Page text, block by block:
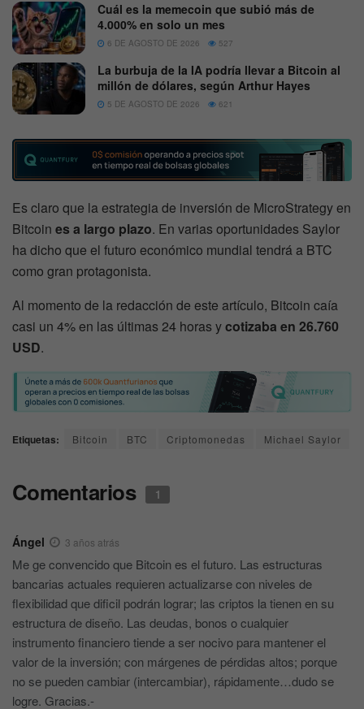
Cuál es la memecoin que subió más de
4.000% en solo un mes
6 DE AGOSTO DE 2026 527
La burbuja de la IA podría llevar a Bitcoin al
millón de dólares, según Arthur Hayes
5 DE AGOSTO DE 2026 621
Es claro que la estrategia de inversión de MicroStrategy en
Bitcoin es a largo plazo. En varias oportunidades Saylor
ha dicho que el futuro económico mundial tendrá a BTC
como gran protagonista.
Al momento de la redacción de este artículo, Bitcoin caía
casi un 4% en las últimas 24 horas ycotizaba en 26.760
USD.
Etiquetas: Bitcoin BTC Criptomonedas Michael Saylor
Comentarios 1
Ángel 3 años atrás
Me ge convencido que Bitcoin es el futuro. Las estructuras
bancarias actuales requieren actualizarse con niveles de
flexibilidad que dificil podrán lograr; las criptos la tienen en su
estructura de diseño. Las deudas, bonos o cualquier
instrumento financiero tiende a ser nocivo para mantener el
valor de la inversión; con márgenes de pérdidas altos; porque
no se pueden cambiar (intercambiar), rápidamente…dudo se
logre. Gracias.-